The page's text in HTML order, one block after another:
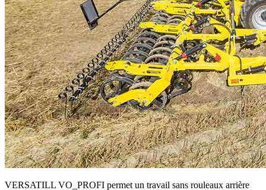
VERSATILL VO_PROFI permet un travail sans rouleaux arrière